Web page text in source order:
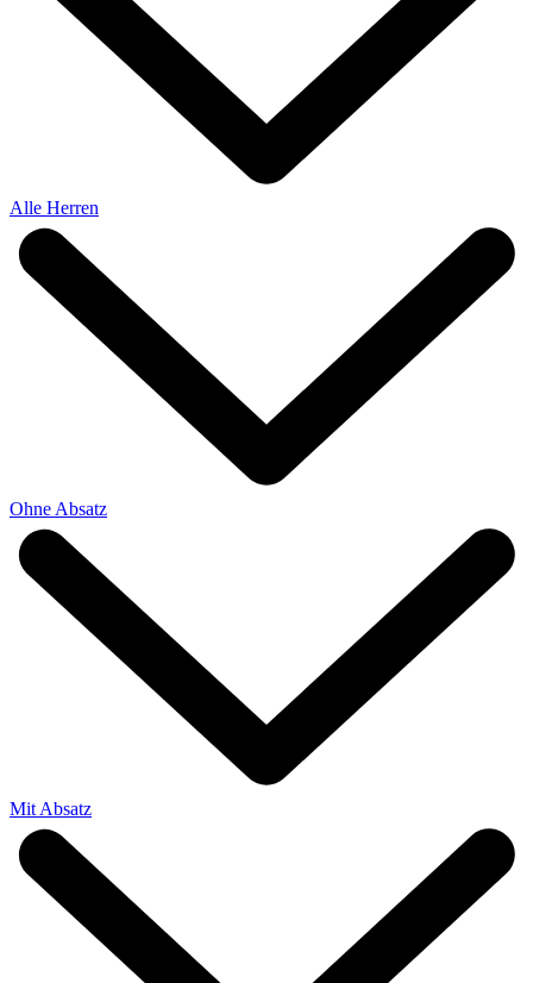
Alle Herren
Ohne Absatz
Mit Absatz